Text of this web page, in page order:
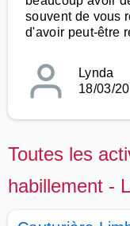
souvent de vous
d'avoir peut-être
Lynda
18/03/
Toutes les
habillement -